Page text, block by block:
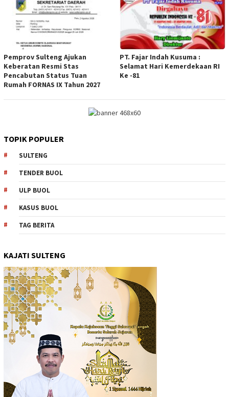
Pemprov Sulteng Ajukan
Keberatan Resmi Stas
Pencabutan Status Tuan
Rumah FORNAS IX Tahun 2027
PT. Fajar Indah Kusuma :
Selamat Hari Kemerdekaan RI
Ke -81
TOPIK POPULER
SULTENG
TENDER BUOL
ULP BUOL
KASUS BUOL
TAG BERITA
KAJATI SULTENG